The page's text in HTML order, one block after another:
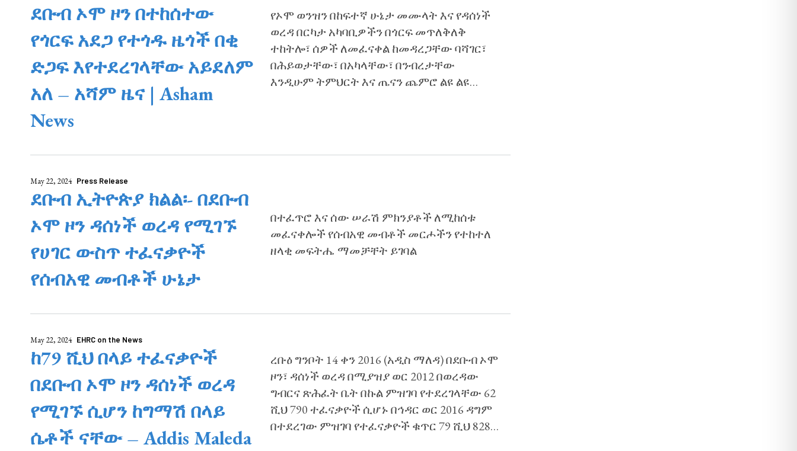
ደቡብ ኦሞ ዞን በተከሰተው
የጎርፍ አደጋ የተጎዱ ዜጎች በቂ
ድጋፍ እየተደረገላቸው አይደለም
አለ – አሻም ዜና | Asham
News
የኦሞ ወንዝን በከፍተኛ ሁኔታ መሙላት እና የዳሰነች
ወረዳ በርካታ አካባቢዎችን በጎርፍ መጥለቅለቅ
ተከትሎ፣ ሰዎች ለመፈናቀል ከመዳረጋቸው ባሻገር፣
በሕይወታቸው፣ በአካላቸው፣ በንብረታቸው
እንዲሁም ትምህርት እና ጤናን ጨምሮ ልዩ ልዩ
May 22, 2024 Press Release
ደቡብ ኢትዮጵያ ክልል፡- በደቡብ
ኦሞ ዞን ዳሰነች ወረዳ የሚገኙ
የሀገር ውስጥ ተፈናቃዮች
የሰብአዊ መብቶች ሁኔታ
በተፈጥሮ እና ሰው ሠራሽ ምክንያቶች ለሚከሰቱ
መፈናቀሎች የሰብአዊ መብቶች መርሖችን የተከተለ
ዘላቂ መፍትሔ ማመቻቸት ይገባል
May 22, 2024 EHRC on the News
ከ79 ሺህ በላይ ተፈናቃዮች
በደቡብ ኦሞ ዞን ዳሰነች ወረዳ
የሚገኙ ሲሆን ከግማሽ በላይ
ሴቶች ናቸው – Addis Maleda
ረቡዕ ግንቦት 14 ቀን 2016 (አዲስ ማለዳ) በደቡብ ኦሞ
ዞን፣ ዳሰነች ወረዳ በሚያዝያ ወር 2012 በወረዳው
ግብርና ጽሕፈት ቤት በኩል ምዝገባ የተደረገላቸው 62
ሺህ 790 ተፈናቃዮች ሲሆኑ በኅዳር ወር 2016 ዳግም
በተደረገው ምዝገባ የተፈናቃዮች ቁጥር 79 ሺህ 828